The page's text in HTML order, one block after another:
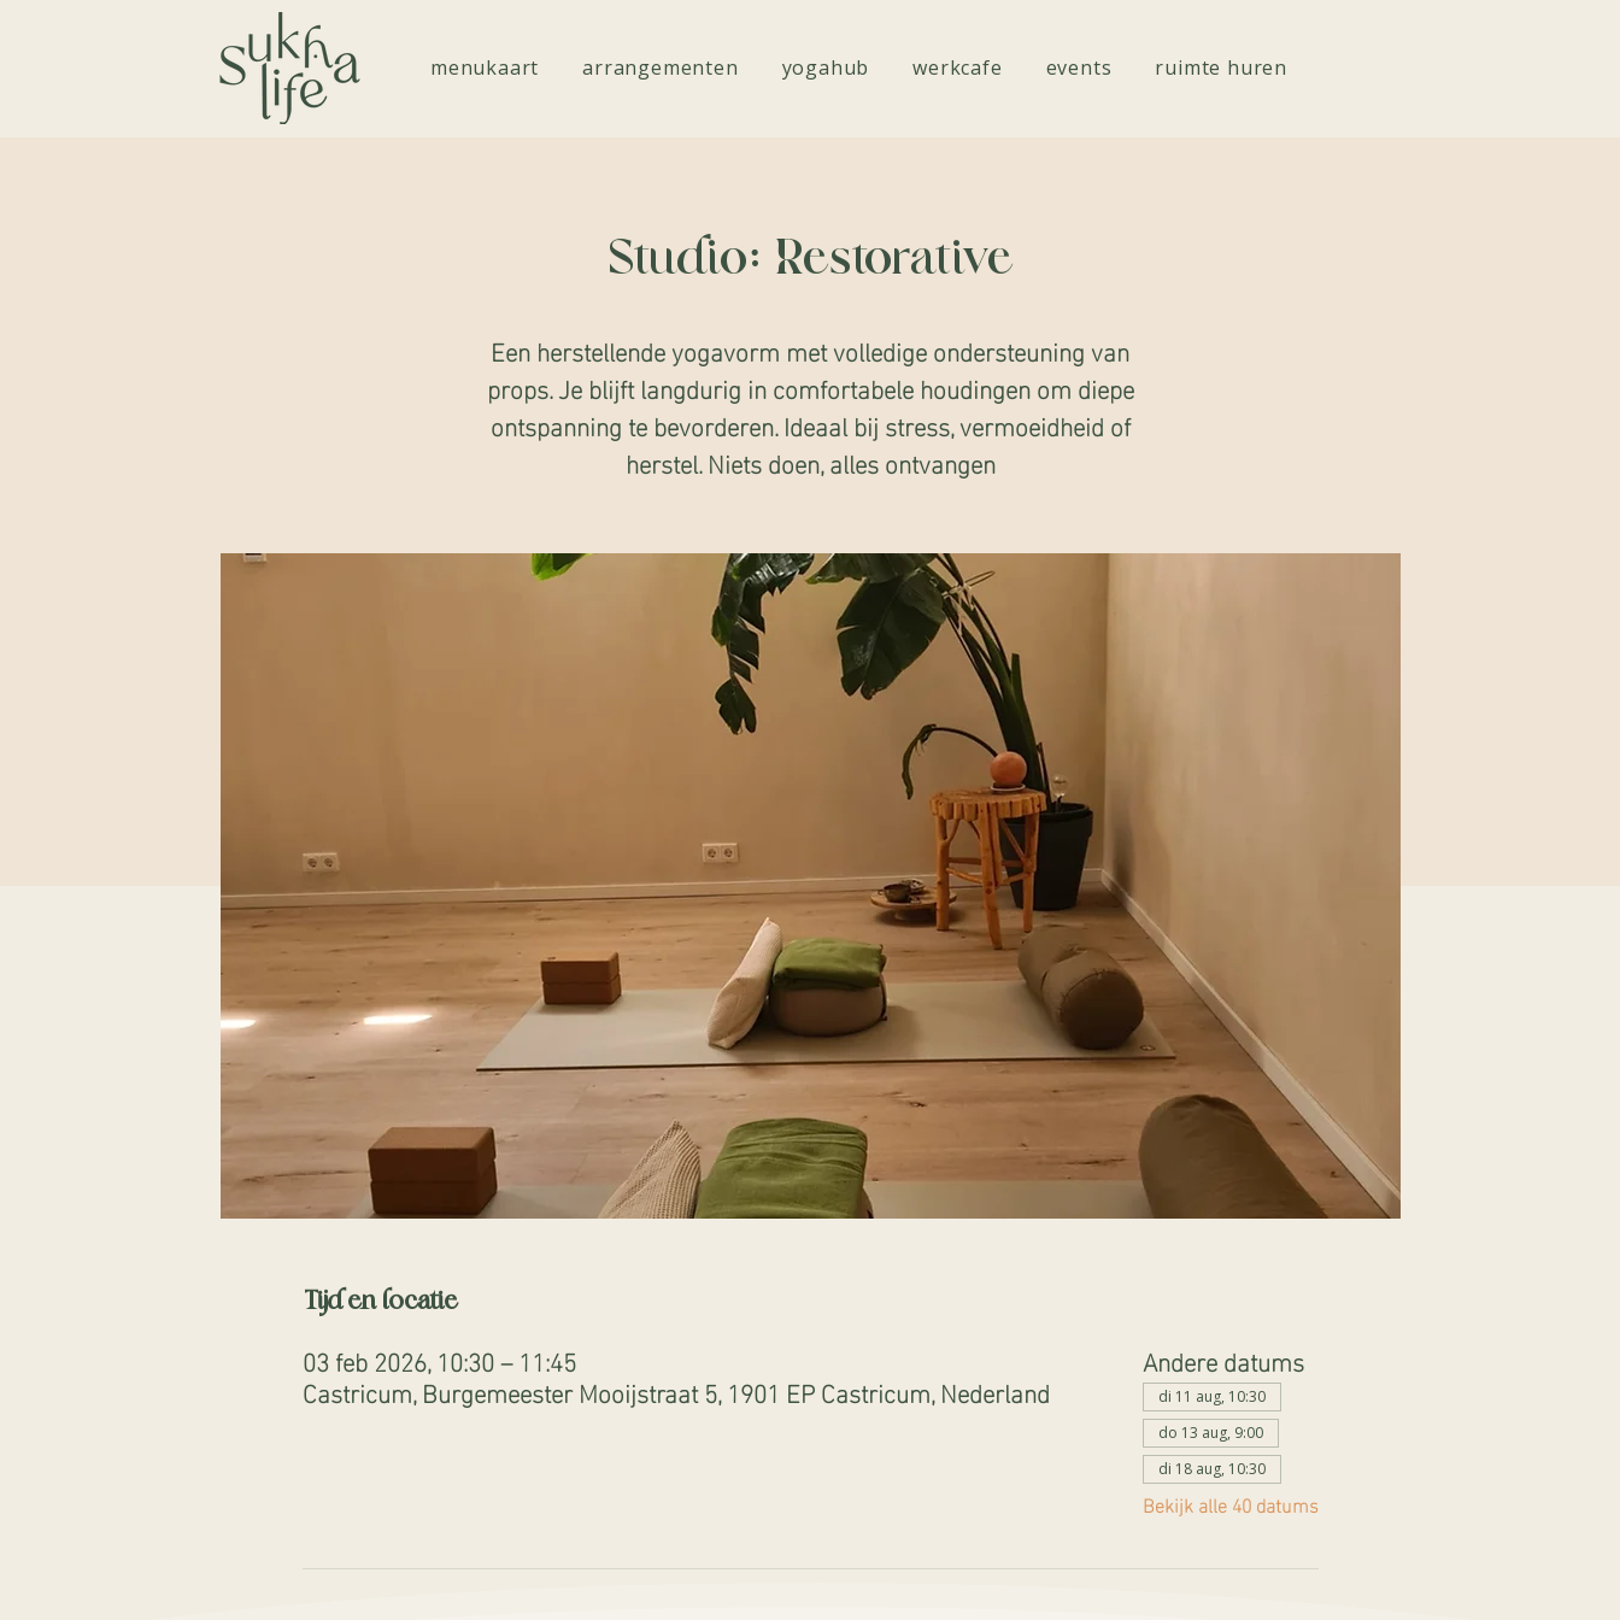
menukaart arrangementen yogahub werkcafe events ruimte huren
Studio: Restorative
Een herstellende yogavorm met volledige ondersteuning van
props. Je blijft langdurig in comfortabele houdingen om diepe
ontspanning te bevorderen. Ideaal bij stress, vermoeidheid of
herstel. Niets doen, alles ontvangen
Tijd en locatie
03 feb 2026, 10:30 – 11:45
Castricum, Burgemeester Mooijstraat 5, 1901 EP Castricum, Nederland
Andere datums
di 11 aug, 10:30
do 13 aug, 9:00
di 18 aug, 10:30
Bekijk alle 40 datums